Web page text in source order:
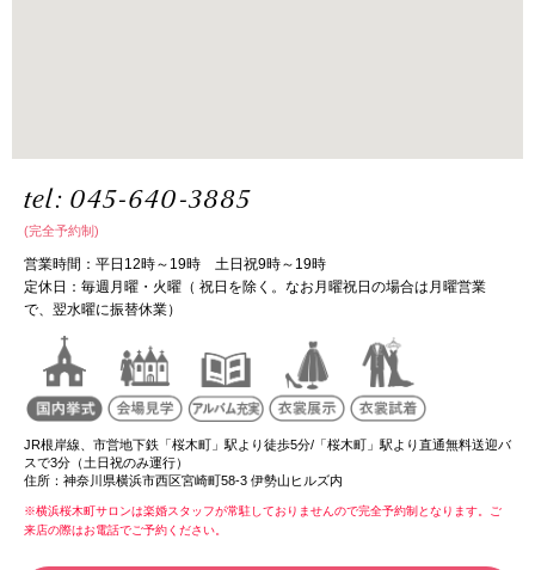
tel: 045-640-3885
(完全予約制)
営業時間：平日12時～19時 土日祝9時～19時
定休日：毎週月曜・火曜（ 祝日を除く。なお月曜祝日の場合は月曜営業
で、翌水曜に振替休業）
JR根岸線、市営地下鉄「桜木町」駅より徒歩5分/「桜木町」駅より直通無料送迎バ
スで3分（土日祝のみ運行）
住所： 神奈川県横浜市西区宮崎町58-3 伊勢山ヒルズ内
※横浜桜木町サロンは楽婚スタッフが常駐しておりませんので完全予約制となります。ご
来店の際はお電話でご予約ください。